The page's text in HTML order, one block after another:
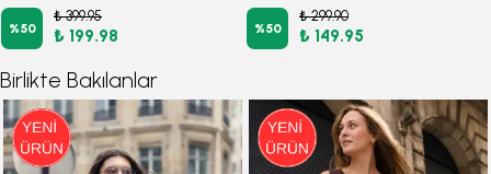
%50
₺ 399.95
₺ 199.98 %50
₺ 299.90
₺ 149.95
Birlikte Bakılanlar